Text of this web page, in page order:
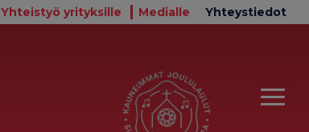
Yhteistyö yrityksille Medialle Yhteystiedot